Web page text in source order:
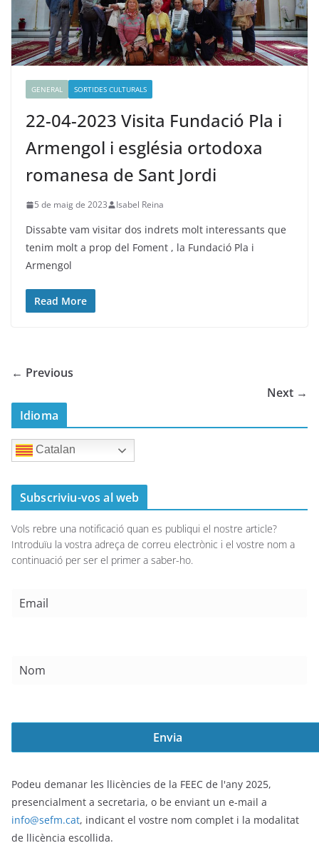
GENERAL SORTIDES CULTURALS
22-04-2023 Visita Fundació Pla i
Armengol i església ortodoxa
romanesa de Sant Jordi
5 de maig de 2023 Isabel Reina
Dissabte vam visitar dos indrets molt interessants que
tenim molt a prop del Foment , la Fundació Pla i
Armengol
Read More
← Previous
Next →
Idioma
Catalan
Subscriviu-vos al web
Vols rebre una notificació quan es publiqui el nostre article?
Introduïu la vostra adreça de correu electrònic i el vostre nom a
continuació per ser el primer a saber-ho.
Podeu demanar les llicències de la FEEC de l'any 2025,
presencialment a secretaria, o be enviant un e-mail a
info@sefm.cat, indicant el vostre nom complet i la modalitat
de llicència escollida.